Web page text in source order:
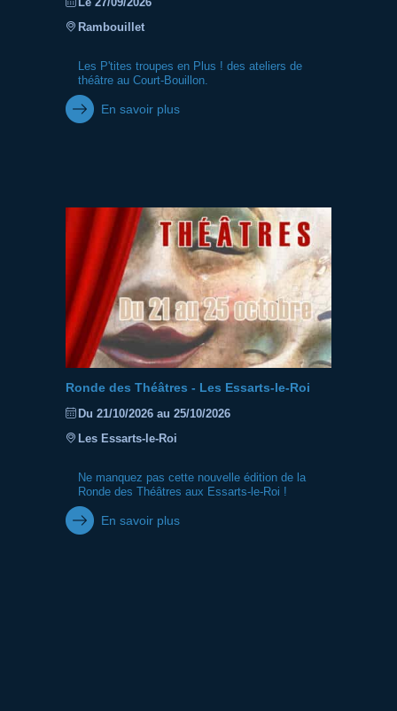
Rambouillet
Les P'tites troupes en Plus ! des ateliers de
théâtre au Court-Bouillon.
En savoir plus
Ronde des Théâtres - Les Essarts-le-Roi
Du 21/10/2026 au 25/10/2026
Les Essarts-le-Roi
Ne manquez pas cette nouvelle édition de la
Ronde des Théâtres aux Essarts-le-Roi !
En savoir plus